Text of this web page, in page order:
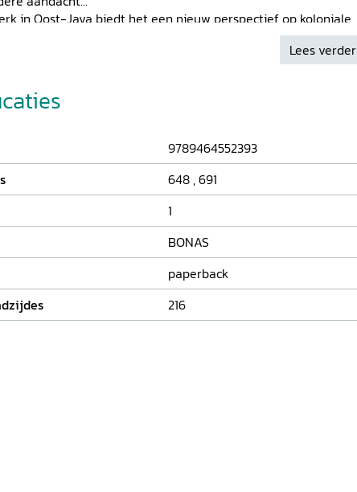
in Oost-Java biedt het een nieuw perspectief op koloniale
architectuur en op de rol van katholieke
Lees verder
9789464552393
648 ,691
1
BONAS
paperback
216